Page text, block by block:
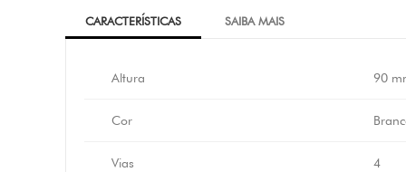
CARACTERÍSTICAS SAIBA MAIS
Altura 90
Cor
Vias 4